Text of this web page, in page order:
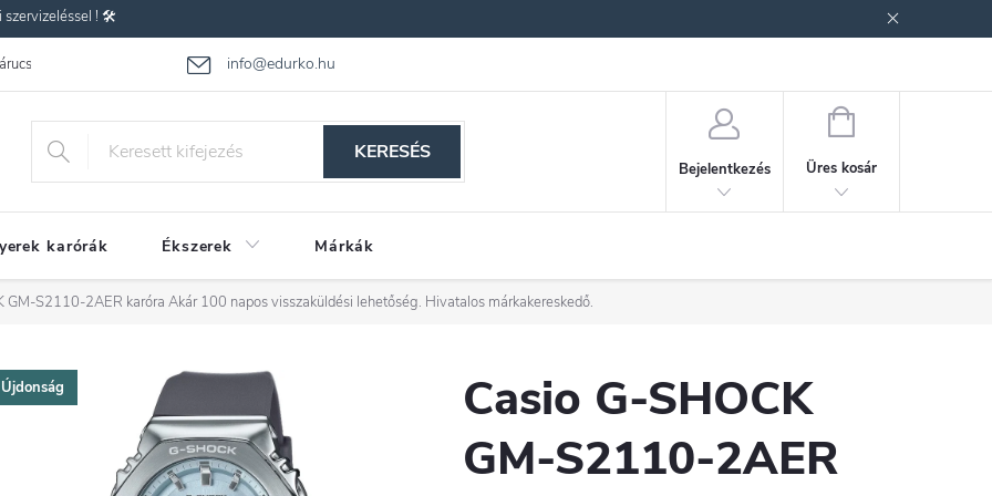
szervizeléssel ! 🛠️
info@edurko.hu
Gyakran ismételt kérdések
KERESÉS
Bejelentkezés
KOSÁR
Üres kosár
karórák Ékszerek Márkák
GM-S2110-2AER karóra Akár 100 napos visszaküldési lehetőség. Hivatalos márkakereskedő.
Újdonság
Casio G-SHOCK
GM-S2110-2AER